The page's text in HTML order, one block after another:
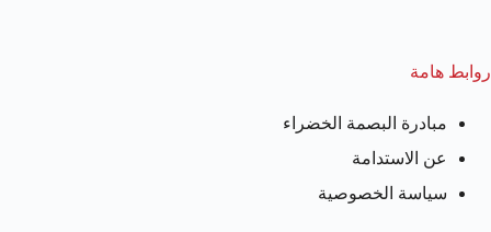
روابط هامة
مبادرة البصمة الخضراء
عن الاستدامة
سياسة الخصوصية